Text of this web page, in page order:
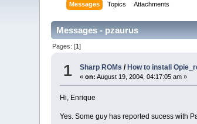
Messages Topics Attachments
Messages - pzaurus
Pages: [1]
1 Sharp ROMs / How to install
«on: August 19, 2004, 04:17:05 am »
Hi, Enrique
Yes. Some guy has reported sucess with